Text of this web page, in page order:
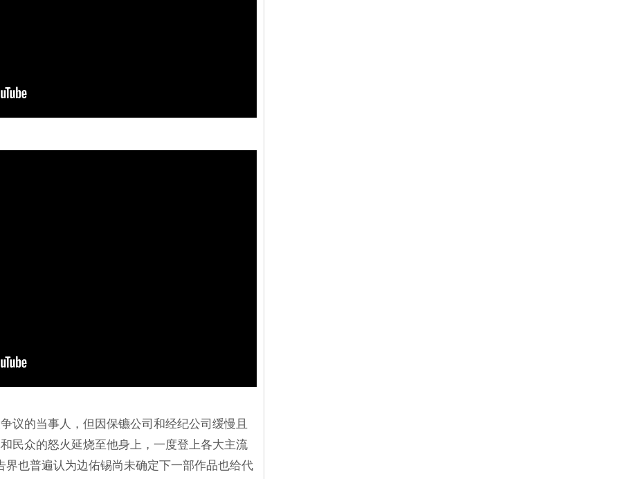
议的当事人，但因保镳公司和经纪公司缓慢且
民众的怒火延烧至他身上，一度登上各大主流
也普遍认为边佑锡尚未确定下一部作品也给代